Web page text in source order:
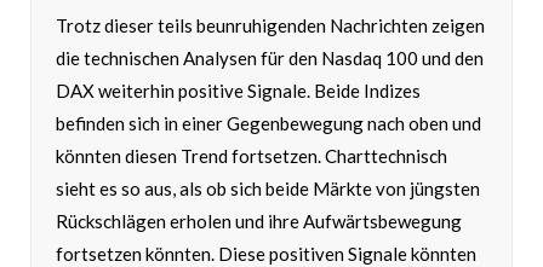
Trotz dieser teils beunruhigenden Nachrichten zeigen
die technischen Analysen für den Nasdaq 100 und den
DAX weiterhin positive Signale. Beide Indizes
befinden sich in einer Gegenbewegung nach oben und
könnten diesen Trend fortsetzen. Charttechnisch
sieht es so aus, als ob sich beide Märkte von jüngsten
Rückschlägen erholen und ihre Aufwärtsbewegung
fortsetzen könnten. Diese positiven Signale könnten